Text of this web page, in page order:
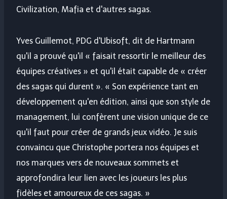
Civilization, Mafia et d'autres sagas.
Yves Guillemot, PDG d'Ubisoft, dit de Hartmann
qu'il a prouvé qu'il « faisait ressortir le meilleur des
équipes créatives » et qu'il était capable de « créer
des sagas qui durent ». « Son expérience tant en
développement qu'en édition, ainsi que son style de
management, lui confèrent une vision unique de ce
qu'il faut pour créer de grands jeux vidéo. Je suis
convaincu que Christophe portera nos équipes et
nos marques vers de nouveaux sommets et
approfondira leur lien avec les joueurs les plus
fidèles et amoureux de ces sagas. »